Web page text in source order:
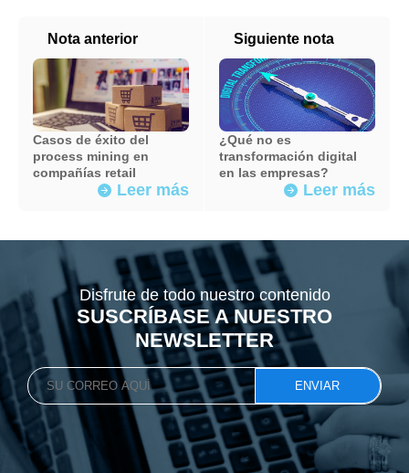
Nota anterior
Casos de éxito del
process mining en
compañías retail
arrow_forward Leer más
Siguiente nota
¿Qué no es
transformación digital
en las empresas?
arrow_forward Leer más
Disfrute de todo nuestro contenido
SUSCRÍBASE A NUESTRO
NEWSLETTER